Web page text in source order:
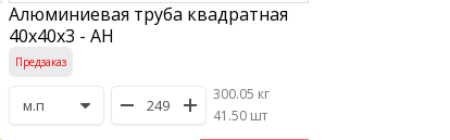
Алюминиевая труба квадратная
40х40х3 - АН
Предзаказ
300.05 кг
/41.50 шт